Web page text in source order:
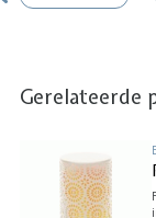
Gerelateerde